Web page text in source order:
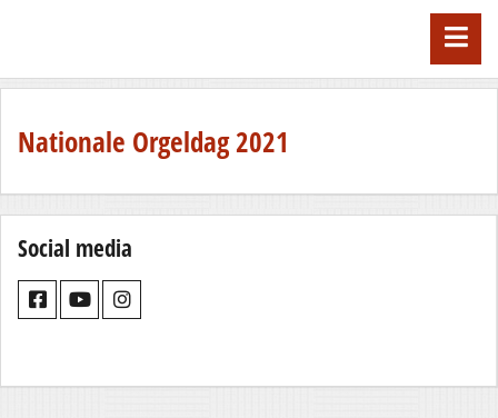
Nationale Orgeldag 2021
Social media